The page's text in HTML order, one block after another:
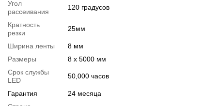
Угол
рассеивания
120 градусов
Кратность
резки
25мм
Ширина ленты
8 мм
Размеры
8 х 5000 мм
Срок службы
LED
50,000 часов
Гарантия
24 месяца